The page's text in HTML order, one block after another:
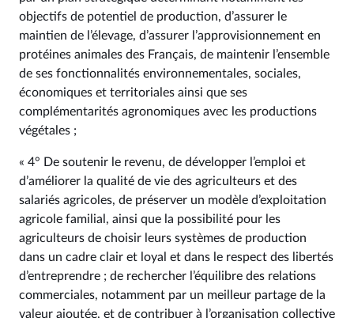
objectifs de potentiel de production, d’assurer le
maintien de l’élevage, d’assurer l’approvisionnement en
protéines animales des Français, de maintenir l’ensemble
de ses fonctionnalités environnementales, sociales,
économiques et territoriales ainsi que ses
complémentarités agronomiques avec les productions
végétales ;
« 4° De soutenir le revenu, de développer l’emploi et
d’améliorer la qualité de vie des agriculteurs et des
salariés agricoles, de préserver un modèle d’exploitation
agricole familial, ainsi que la possibilité pour les
agriculteurs de choisir leurs systèmes de production
dans un cadre clair et loyal et dans le respect des libertés
d’entreprendre ; de rechercher l’équilibre des relations
commerciales, notamment par un meilleur partage de la
valeur ajoutée, et de contribuer à l’organisation collective